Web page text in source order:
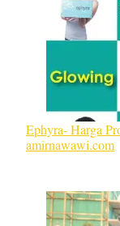
Ephyra- Harga
amirnawawi.com